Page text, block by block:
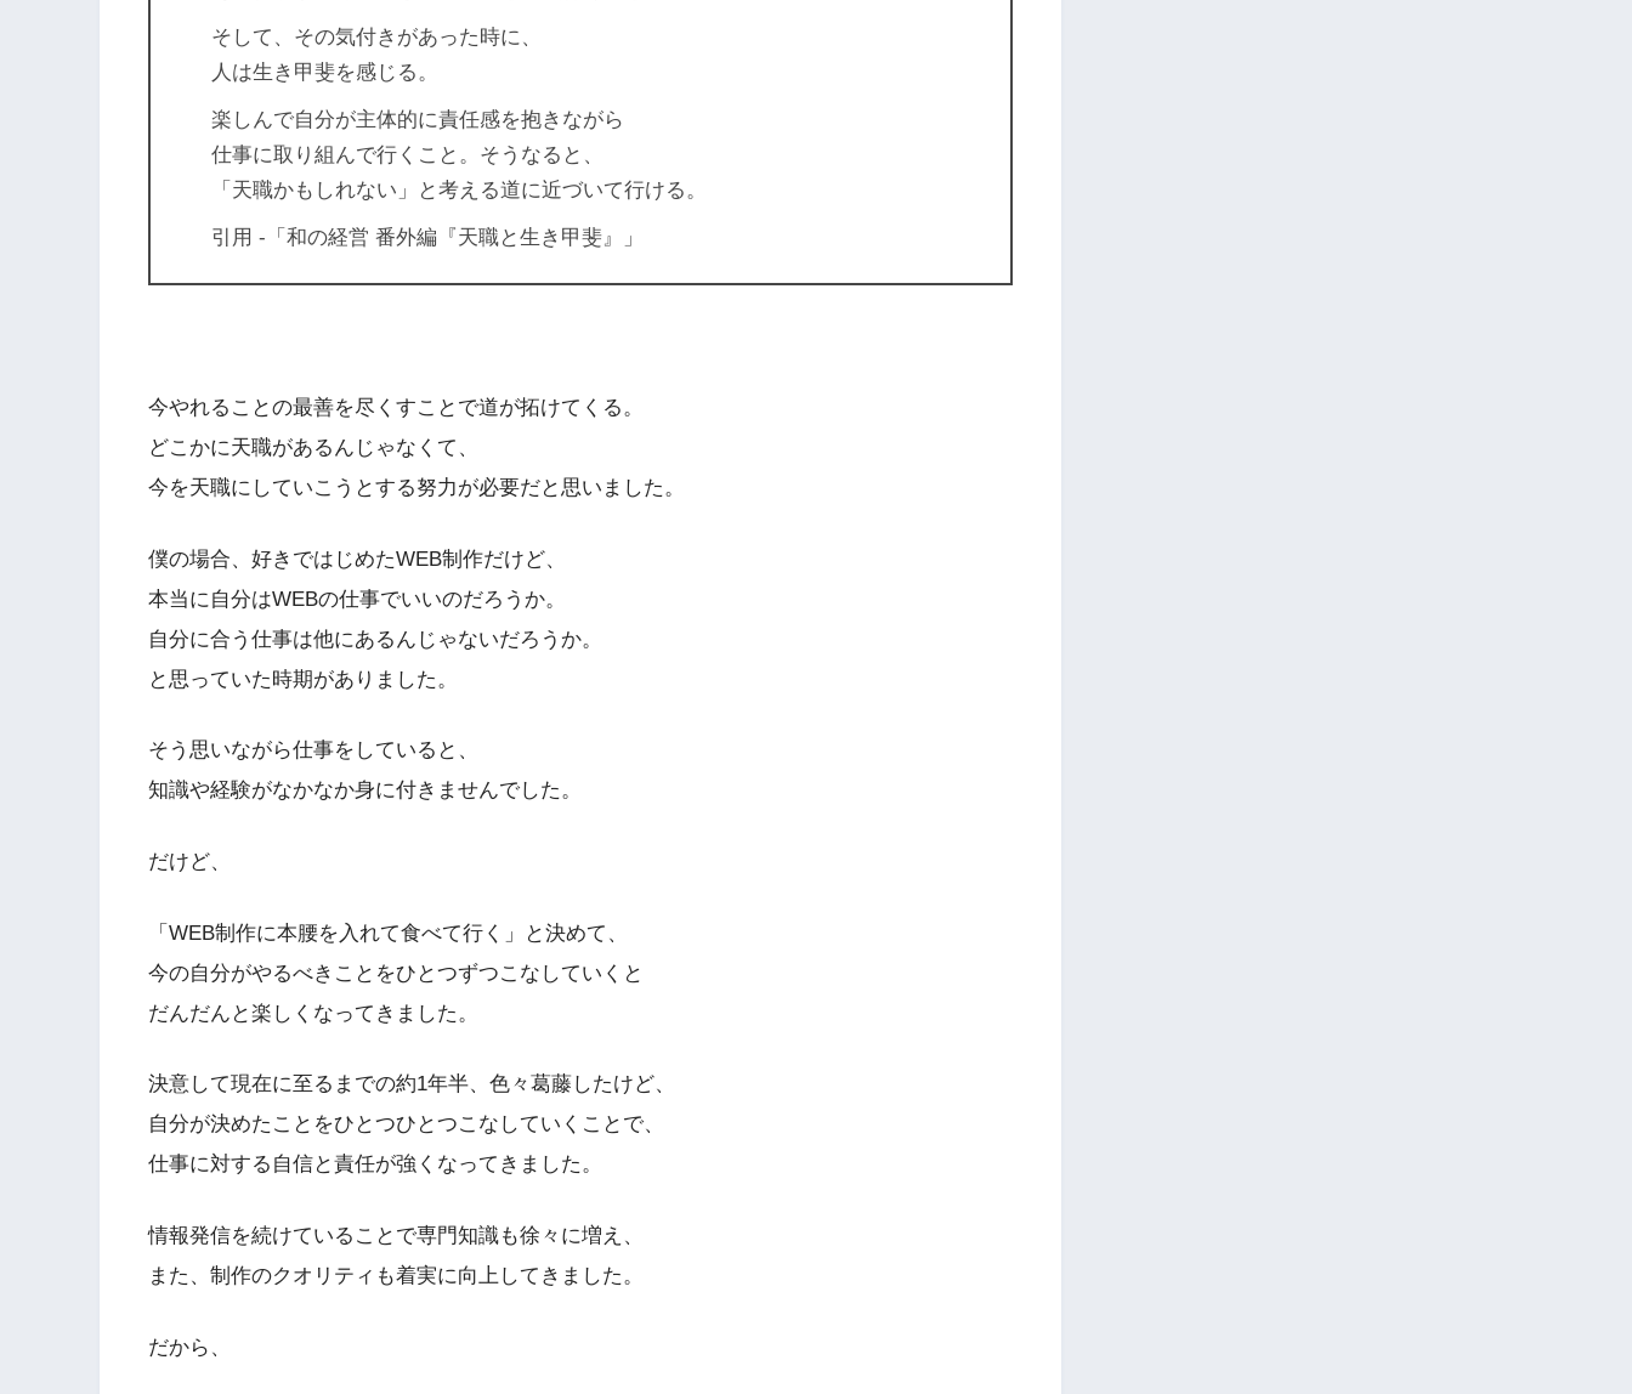
そして、その気付きがあった時に、
人は生き甲斐を感じる。
楽しんで自分が主体的に責任感を抱きながら
仕事に取り組んで行くこと。そうなると、
「天職かもしれない」と考える道に近づいて行ける。
引用 -「和の経営 番外編『天職と生き甲斐』」
今やれることの最善を尽くすことで道が拓けてくる。
どこかに天職があるんじゃなくて、
今を天職にしていこうとする努力が必要だと思いました。
僕の場合、好きではじめたWEB制作だけど、
本当に自分はWEBの仕事でいいのだろうか。
自分に合う仕事は他にあるんじゃないだろうか。
と思っていた時期がありました。
そう思いながら仕事をしていると、
知識や経験がなかなか身に付きませんでした。
だけど、
「WEB制作に本腰を入れて食べて行く」と決めて、
今の自分がやるべきことをひとつずつこなしていくと
だんだんと楽しくなってきました。
決意して現在に至るまでの約1年半、色々葛藤したけど、
自分が決めたことをひとつひとつこなしていくことで、
仕事に対する自信と責任が強くなってきました。
情報発信を続けていることで専門知識も徐々に増え、
また、制作のクオリティも着実に向上してきました。
だから、